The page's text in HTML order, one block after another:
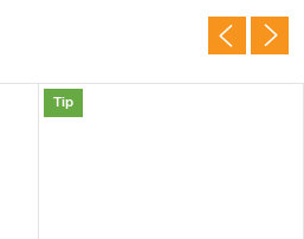
Tip